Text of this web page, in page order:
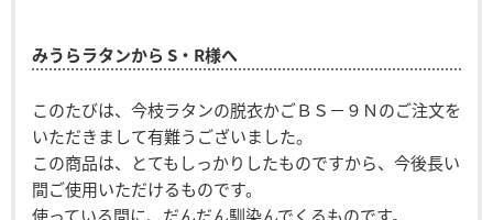
みうらラタンから S・R様へ
このたびは、今枝ラタンの脱衣かごＢＳ－９Ｎのご注文を
いただきまして有難うございました。
この商品は、とてもしっかりしたものですから、今後長い
間ご使用いただけるものです。
使っている間に、だんだん馴染んでくるものです。